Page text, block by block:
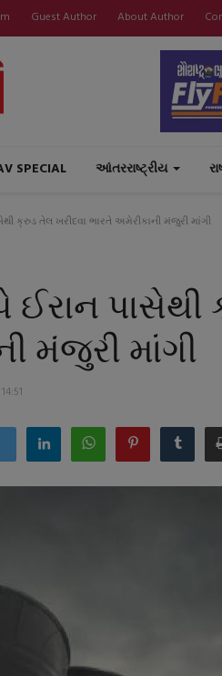
Guest Author About Author
SPECIAL આંતરરાષ્ટ્રીય
ક્રુડ તેલ ખરીદવા ભારતે અમેરીકાની મંજુરી માંગી
ઈરાન
મંજુરી માંગી